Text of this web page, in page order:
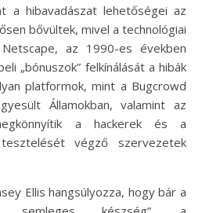
a hibavadászat lehetőségei az
bővültek, mivel a technológiai
az 1990-es években
„bónuszok” felkínálását a hibák
platformok, mint a Bugcrowd
Államokban, valamint az
a hackerek és a
végző szervezetek
Ellis hangsúlyozza, hogy bár a